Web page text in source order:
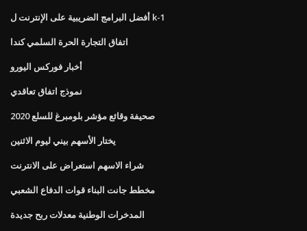
أفضل البرامج الضريبية على الإنترنت ل k-1
اتفاق التجارة الحرة السلمي كندا
أخبار فوركس اليورو
نموذج اتفاق تعاقدي
صحيفة وقائع مؤشر بلومبرغ للسلع 2020
يختار الأسهم بيني ليوم الاثنين
شراء الاسهم استعراض على الانترنت
مخطط جانت البناء قوات الدفاع الشعبي
المدخرات الوطنية معدلات ربح جديدة